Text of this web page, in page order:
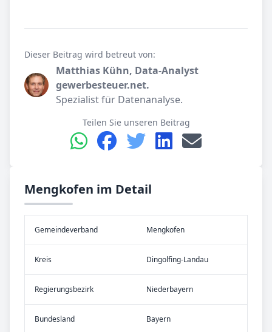
Dieser Beitrag wird betreut von:
Matthias Kühn, Data-Analyst
gewerbesteuer.net.
Spezialist für Datenanalyse.
Teilen Sie unseren Beitrag
Mengkofen im Detail
Gemeinde­verband Mengkofen
Kreis Dingolfing-Landau
Re­gier­ungs­bezirk Niederbayern
Bundes­land Bayern